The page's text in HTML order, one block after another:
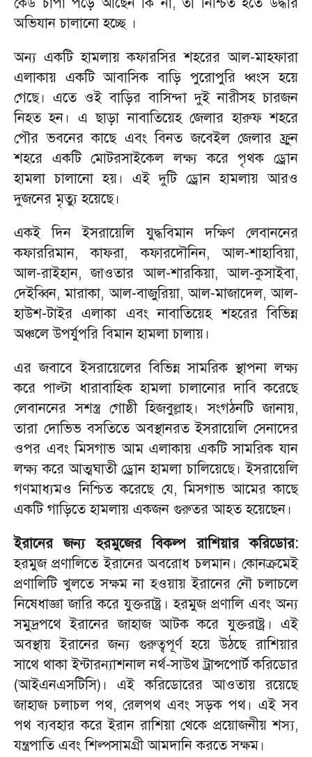
অভিযান চালানো হচ্ছে ।
অন্য একটি হামলায় কফারসির শহরের আল-মাহফারা
এলাকায় একটি আবাসিক বাড়ি পুরোপুরি ধ্বংস হয়ে
গেছে। এতে ওই বাড়ির বাসিন্দা দুই নারীসহ চারজন
নিহত হন। এ ছাড়া নাবাতিয়েহ জেলার হারুফ শহরে
পৌর ভবনের কাছে এবং বিনত জবেইল জেলার ফ্রুন
শহরে একটি মোটরসাইকেল লক্ষ্য করে পৃথক ড্রোন
হামলা চালানো হয়। এই দুটি ড্রোন হামলায় আরও
দুজনের মৃত্যু হয়েছে।
একই দিন ইসরায়েলি যুদ্ধবিমান দক্ষিণ লেবাননের
কফাররিমান, কাফরা, কফারদৌনিন, আল-শাহাবিয়া,
আল-রাইহান, জাওতার আল-শারকিয়া, আল-কুসাইবা,
দেইব্বিন, মারাকা, আল-বাজুরিয়া, আল-মাজাদেল, আল-
হাউশ-টাইর এলাকা এবং নাবাতিয়েহ শহরের বিভিন্ন
অঞ্চলে উপর্যুপরি বিমান হামলা চালায়।
এর জবাবে ইসরায়েলের বিভিন্ন সামরিক স্থাপনা লক্ষ্য
করে পাল্টা ধারাবাহিক হামলা চালানোর দাবি করেছে
লেবাননের সশস্ত্র গোষ্ঠী হিজবুল্লাহ। সংগঠনটি জানায়,
তারা দোভিভ বসতিতে অবস্থানরত ইসরায়েলি সেনাদের
ওপর এবং মিসগাভ আম এলাকায় একটি সামরিক যান
লক্ষ্য করে আত্মঘাতী ড্রোন হামলা চালিয়েছে। ইসরায়েলি
গণমাধ্যমও নিশ্চিত করেছে যে, মিসগাভ আমের কাছে
একটি গাড়িতে হামলায় একজন গুরুতর আহত হয়েছেন।
ইরানের জন্য হরমুজের বিকল্প রাশিয়ার করিডোর:
হরমুজ প্রণালিতে ইরানের অবরোধ চলমান। কোনক্রমেই
প্রণালিটি খুলতে সক্ষম না হওয়ায় ইরানের নৌ চলাচলে
নিষেধাজ্ঞা জারি করে যুক্তরাষ্ট্র। হরমুজ প্রণালি এবং অন্য
সমুদ্রপথে ইরানের জাহাজ আটক করে যুক্তরাষ্ট্র। এই
অবস্থায় ইরানের জন্য গুরুত্বপূর্ণ হয়ে উঠছে রাশিয়ার
সাথে থাকা ইন্টারন্যাশনাল নর্থ-সাউথ ট্রান্সপোর্ট করিডোর
(আইএনএসটিসি)। এই করিডোরের আওতায় রয়েছে
জাহাজ চলাচল পথ, রেলপথ এবং সড়ক পথ। এই সব
পথ ব্যবহার করে ইরান রাশিয়া থেকে প্রয়োজনীয় শস্য,
যন্ত্রপাতি এবং শিল্পসামগ্রী আমদানি করতে সক্ষম।